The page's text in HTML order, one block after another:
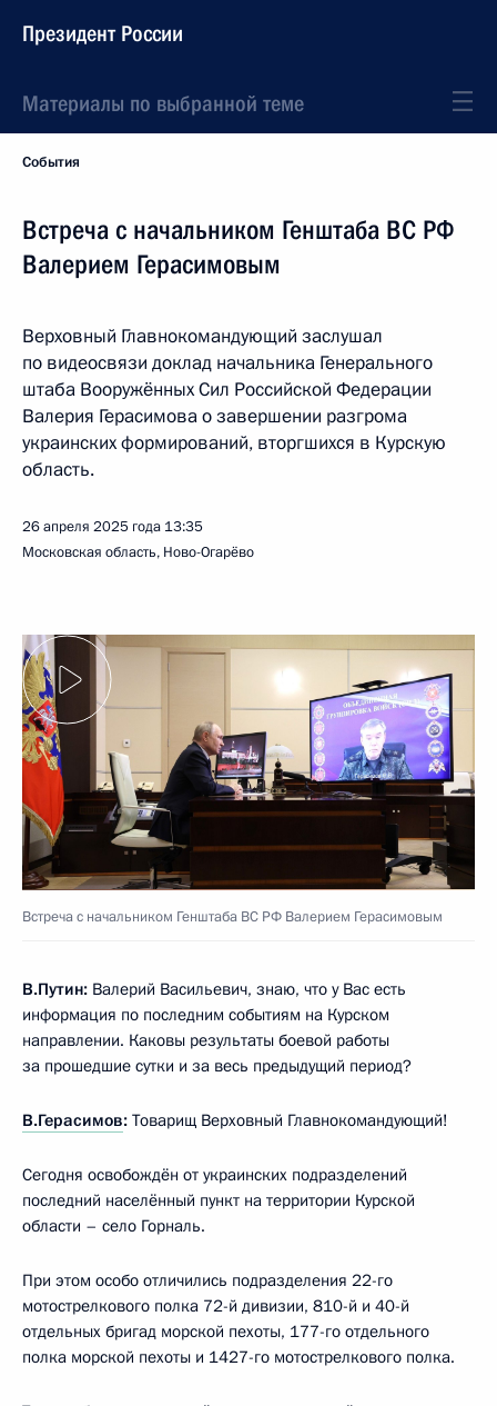
Президент России
Материалы по выбранной теме
События
Встреча с начальником Генштаба ВС РФ
Валерием Герасимовым
Верховный Главнокомандующий заслушал
по видеосвязи доклад начальника Генерального
штаба Вооружённых Сил Российской Федерации
Валерия Герасимова о завершении разгрома
украинских формирований, вторгшихся в Курскую
область.
26 апреля 2025 года 13:35
Московская область, Ново-Огарёво
Встреча с начальником Генштаба ВС РФ Валерием Герасимовым
В.Путин: Валерий Васильевич, знаю, что у Вас есть
информация по последним событиям на Курском
направлении. Каковы результаты боевой работы
за прошедшие сутки и за весь предыдущий период?
В.Герасимов: Товарищ Верховный Главнокомандующий!
Сегодня освобождён от украинских подразделений
последний населённый пункт на территории Курской
области – село Горналь.
При этом особо отличились подразделения 22-го
мотострелкового полка 72-й дивизии, 810-й и 40-й
отдельных бригад морской пехоты, 177-го отдельного
полка морской пехоты и 1427-го мотострелкового полка.